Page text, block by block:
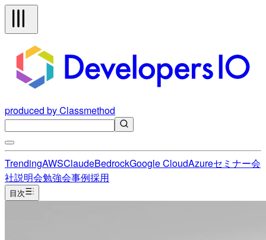
produced by Classmethod
TrendingAWSClaudeBedrockGoogle CloudAzureセミナー会
社説明会勉強会事例採用
目次